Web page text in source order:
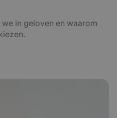
in geloven en waarom